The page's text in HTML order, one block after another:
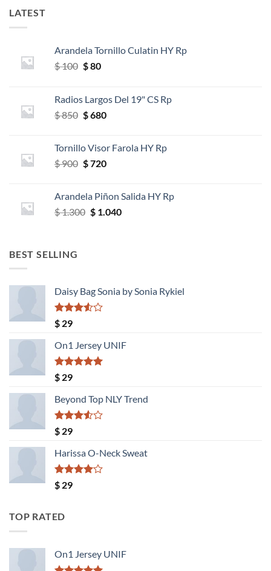
LATEST
Arandela Tornillo Culatin HY Rp
$100 El
era:
$ 100.
$80El
es:
$ 80.
Radios Largos Del 19" CS Rp
$850 El
era:
$ 850.
$680El
es:
$ 680.
Tornillo Visor Farola HY Rp
$900 El
era:
$ 900.
$720El
es:
$ 720.
Arandela Piñon Salida HY Rp
$1.300 El
$1.040El
BEST SELLING
Daisy Bag Sonia by Sonia Rykiel
Valorado
con
3.50de
5
$ 29
On1 Jersey UNIF
Valorado
con
de 5
$ 29
Beyond Top NLY Trend
Valorado
con
3.50de
5
$ 29
Harissa O-Neck Sweat
Valorado
con
$ 29
TOP RATED
On1 Jersey UNIF